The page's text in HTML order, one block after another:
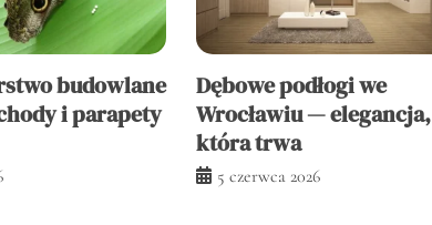
budowlane
i parapety
Dębowe podłogi we
Wrocławiu — elegancja,
która trwa
5 czerwca 2026